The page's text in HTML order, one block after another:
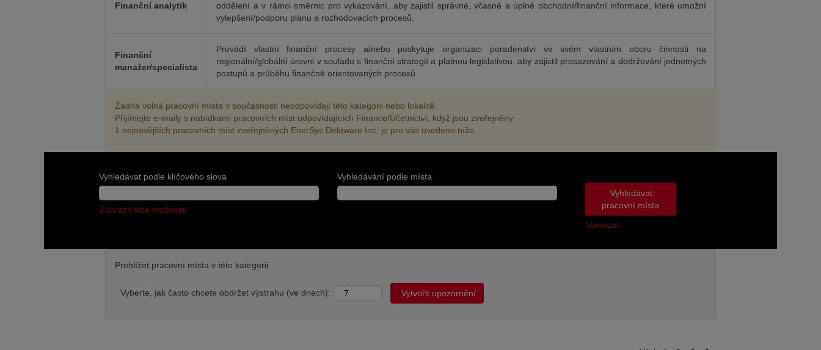
Finanční analytik
oddělení a v rámci směrnic pro vykazování, aby zajistil správné, včasné a úplné obchodní/finanční informace, které umožní
vylepšení/podporu plánu a rozhodovacích procesů.
Finanční
manažer/specialista
Provádí vlastní finanční procesy a/nebo poskytuje organizaci poradenství ve svém vlastním oboru činnosti na
regionální/globální úrovni v souladu s finanční strategií a platnou legislativou, aby zajistil prosazování a dodržování jednotných
postupů a průběhu finančně orientovaných procesů.
Žádná volná pracovní místa v současnosti neodpovídají této kategorii nebo lokalitě.
Přijímejte e-maily s nabídkami pracovních míst odpovídajících Finance/Účetnictví, když jsou zveřejněny.
1 nejnovějších pracovních míst zveřejněných EnerSys Delaware Inc. je pro vás uvedeno níže.
Vyhledávat podle klíčového slova Vyhledávání podle místa
Zobrazit více možností
Vymazat
Prohlížet pracovní místa v této kategorii
Vyberte, jak často chcete obdržet výstrahu (ve dnech):